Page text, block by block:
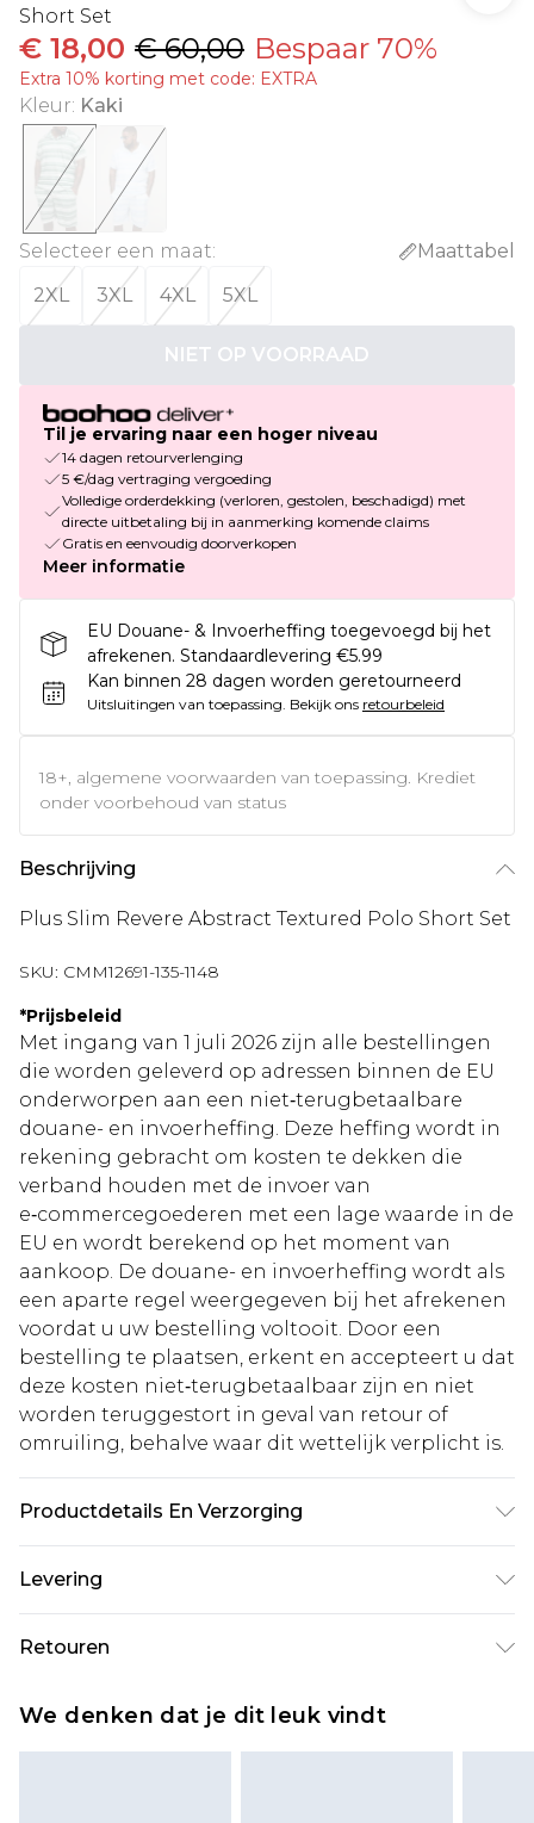
Short Set
€ 18,00 € 60,00 Bespaar 70%
Extra 10% korting met code: EXTRA
Kleur: Kaki
Selecteer een maat:
Maattabel
2XL
3XL 4XL 5XL
NIET OP VOORRAAD
Til je ervaring naar een hoger niveau
14 dagen retourverlenging
5 €/dag vertraging vergoeding
Volledige orderdekking (verloren, gestolen, beschadigd) met
directe uitbetaling bij in aanmerking komende claims
Gratis en eenvoudig doorverkopen
Meer informatie
EU Douane- & Invoerheffing toegevoegd bij het
afrekenen. Standaardlevering €5.99
Kan binnen 28 dagen worden geretourneerd
Uitsluitingen van toepassing. Bekijk ons retourbeleid
18+, algemene voorwaarden van toepassing. Krediet
onder voorbehoud van status
Beschrijving
Plus Slim Revere Abstract Textured Polo Short Set
SKU: CMM12691-135-1148
*Prijsbeleid
Met ingang van 1 juli 2026 zijn alle bestellingen
die worden geleverd op adressen binnen de EU
onderworpen aan een niet‑terugbetaalbare
douane- en invoerheffing. Deze heffing wordt in
rekening gebracht om kosten te dekken die
verband houden met de invoer van
e‑commercegoederen met een lage waarde in de
EU en wordt berekend op het moment van
aankoop. De douane- en invoerheffing wordt als
een aparte regel weergegeven bij het afrekenen
voordat u uw bestelling voltooit. Door een
bestelling te plaatsen, erkent en accepteert u dat
deze kosten niet‑terugbetaalbaar zijn en niet
worden teruggestort in geval van retour of
omruiling, behalve waar dit wettelijk verplicht is.
Productdetails En Verzorging
draagt UK maat 3XL/42
Levering
Standaardlevering Nederland
€5.99
Expressdienst Nederland
Retouren
vanaf de dag dat u het ontvangt om iets terug te
We denken dat je dit leuk vindt